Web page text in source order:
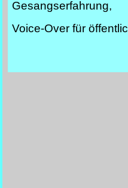
Gesangserfahrung,
Voice-Over für